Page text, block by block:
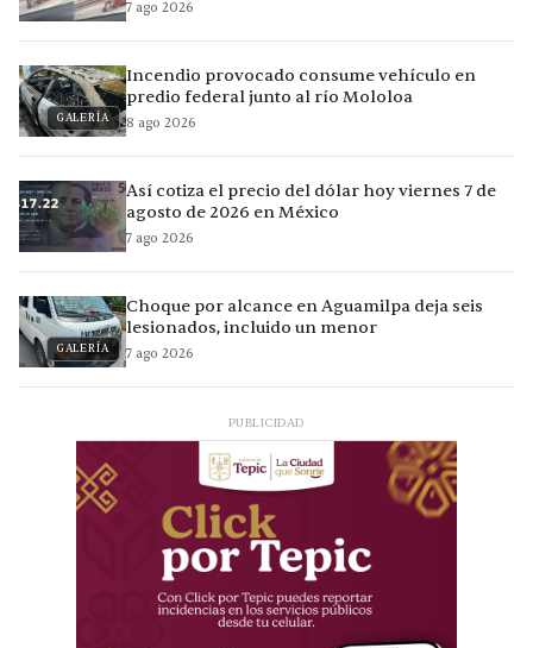
7 ago 2026
GALERÍA
Incendio provocado consume vehículo en
predio federal junto al río Mololoa
8 ago 2026
Así cotiza el precio del dólar hoy viernes 7 de
agosto de 2026 en México
7 ago 2026
GALERÍA
Choque por alcance en Aguamilpa deja seis
lesionados, incluido un menor
7 ago 2026
PUBLICIDAD